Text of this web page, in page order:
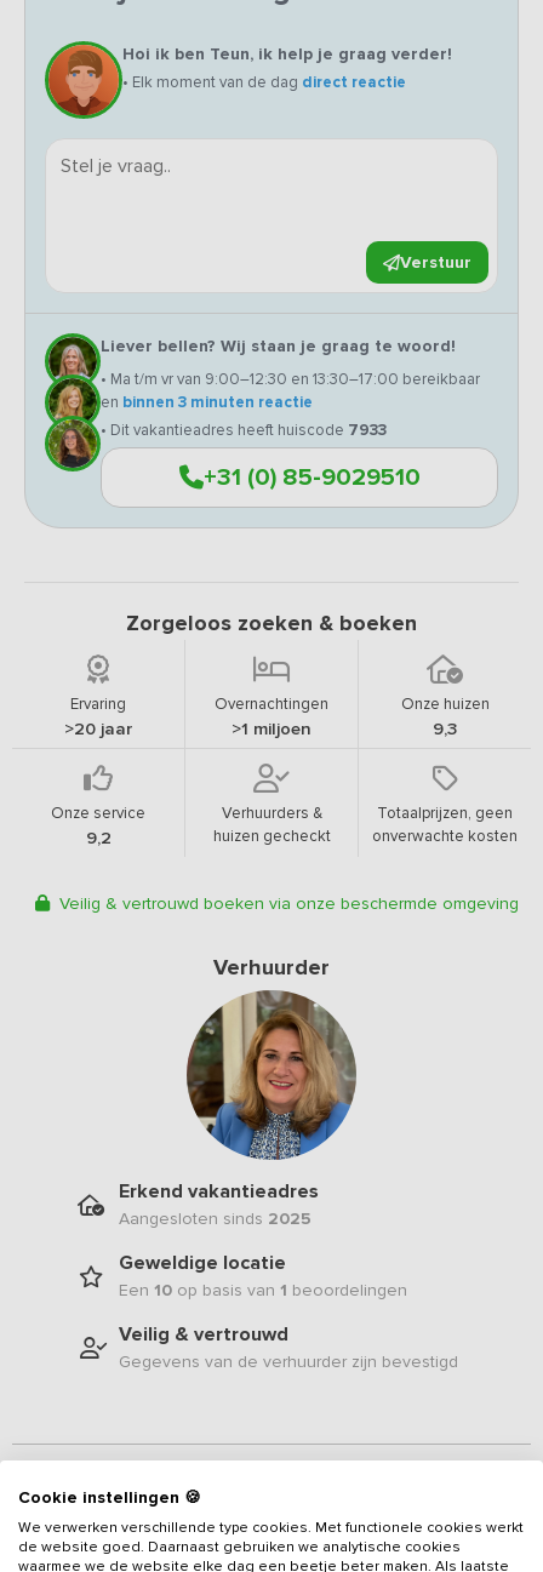
Hoi ik ben Teun, ik help je graag verder!
• Elk moment van de dag direct reactie
Verstuur
Liever bellen? Wij staan je graag te woord!
• Ma t/m vr van 9:00–12:30 en 13:30–17:00 bereikbaar
en binnen 3 minuten reactie
• Dit vakantieadres heeft huiscode 7933
+31 (0) 85-9029510
Zorgeloos zoeken & boeken
Ervaring
>20 jaar
Overnachtingen
>1 miljoen
Onze huizen
9,3
Onze service
9,2
Verhuurders &
huizen gecheckt
Totaalprijzen, geen
onverwachte kosten
Veilig & vertrouwd boeken via onze beschermde omgeving
Verhuurder
Erkend vakantieadres
Aangesloten sinds 2025
Geweldige locatie
Een 10 op basis van 1 beoordelingen
Veilig & vertrouwd
Gegevens van de verhuurder zijn bevestigd
In het glooiende Zuid-Limburgse landschap, op een erf met
eeuwenoude historie, bevindt zich dit sfeervollevakantieadres
Cookie instellingen 🍪
We verwerken verschillende type cookies. Met functionele cookies werkt
de website goed. Daarnaast gebruiken we analytische cookies
waarmee we de website elke dag een beetje beter maken. Als laatste